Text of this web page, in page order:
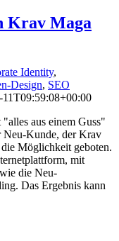
Krav Maga
Identity,
Design, SEO
11T09:59:08+00:00
aus einem Guss"
Neu-Kunde, der Krav
Möglichkeit geboten.
mit
die Neu-
Das Ergebnis kann